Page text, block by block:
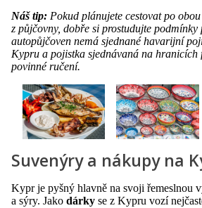
Náš tip: Pokud plánujete cestovat po
z půjčovny, dobře si prostudujte
autopůjčoven nemá sjednané havarijní
Kypru a pojistka sjednávaná na hranicích
povinné ručení.
Suvenýry a nákupy na
Kypr je pyšný hlavně na svoji řemeslnou
a sýry. Jako dárky se z Kypru vozí